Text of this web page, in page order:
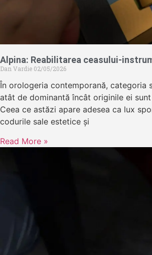
Alpina: Reabilitarea ceasului-
Dan Vardie 02/05/2026
În orologeria contemporană, categoria
atât de dominantă încât originile ei
Ceea ce astăzi apare adesea ca lux
codurile sale estetice și
Read More »